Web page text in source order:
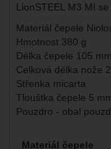
LionSTEEL M3 MI
Materiál čepele
Hmotnost 380 g
Délka čepele 105 mm
Celková délka nože
Střenka micarta
Tlouštka čepele 5
Pouzdro - obal
Parametry
Materiál čepele